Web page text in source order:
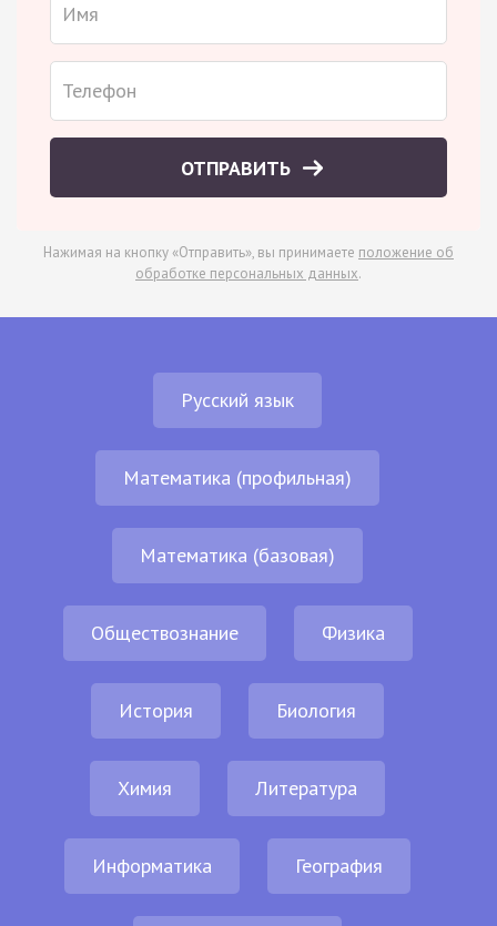
ОТПРАВИТЬ
Нажимая на кнопку «Отправить», вы принимаете положение об
обработке персональных данных.
Русский язык
Математика (профильная)
Математика (базовая)
Обществознание Физика
История Биология
Химия Литература
Информатика География